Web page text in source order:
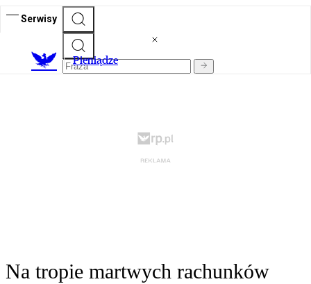
Serwisy
Pieniądze
Na tropie martwych rachunków